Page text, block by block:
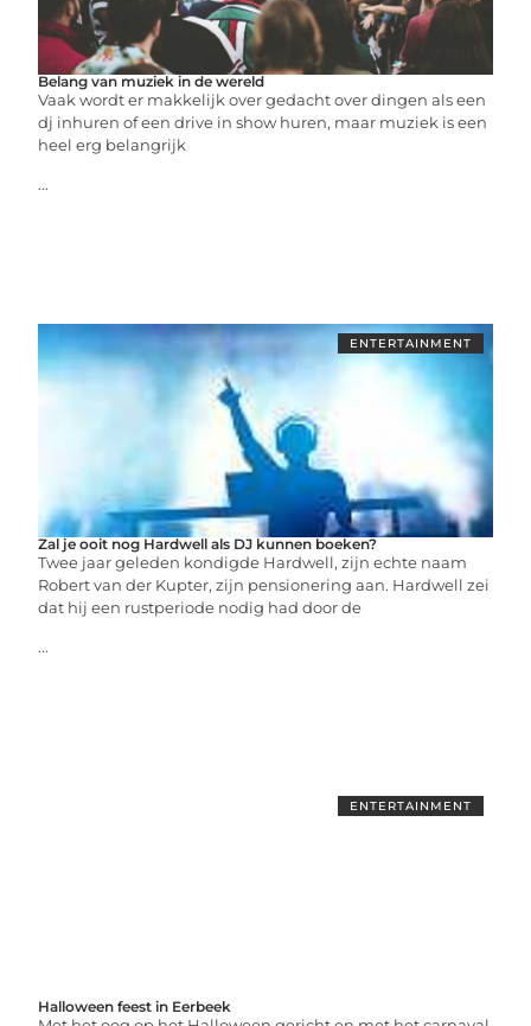
Belang van muziek in de wereld
Vaak wordt er makkelijk over gedacht over dingen als een
dj inhuren of een drive in show huren, maar muziek is een
heel erg belangrijk
...
ENTERTAINMENT
Zal je ooit nog Hardwell als DJ kunnen boeken?
Twee jaar geleden kondigde Hardwell, zijn echte naam
Robert van der Kupter, zijn pensionering aan. Hardwell zei
dat hij een rustperiode nodig had door de
...
ENTERTAINMENT
Halloween feest in Eerbeek